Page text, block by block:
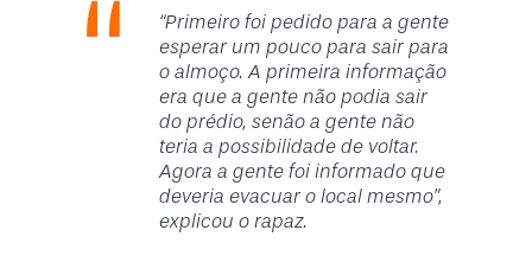
“Primeiro foi pedido para a gente
esperar um pouco para sair para
o almoço. A primeira informação
era que a gente não podia sair
do prédio, senão a gente não
teria a possibilidade de voltar.
Agora a gente foi informado que
deveria evacuar o local mesmo”,
explicou o rapaz.